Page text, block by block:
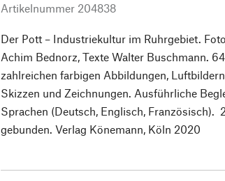
Artikelnummer 204838
Der Pott – Industriekultur im Ruhrgebiet.
Achim Bednorz, Texte Walter Buschmann.
zahlreichen farbigen Abbildungen,
Skizzen und Zeichnungen. Ausführliche
Sprachen (Deutsch, Englisch, Französisch).
gebunden. Verlag Könemann, Köln 2020